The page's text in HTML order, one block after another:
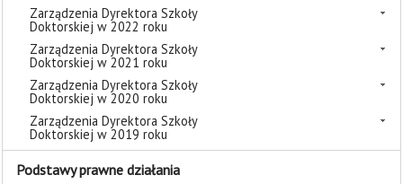
Zarządzenia Dyrektora Szkoły
Doktorskiej w 2022 roku
Zarządzenia Dyrektora Szkoły
Doktorskiej w 2021 roku
Zarządzenia Dyrektora Szkoły
Doktorskiej w 2020 roku
Zarządzenia Dyrektora Szkoły
Doktorskiej w 2019 roku
Podstawy prawne działania